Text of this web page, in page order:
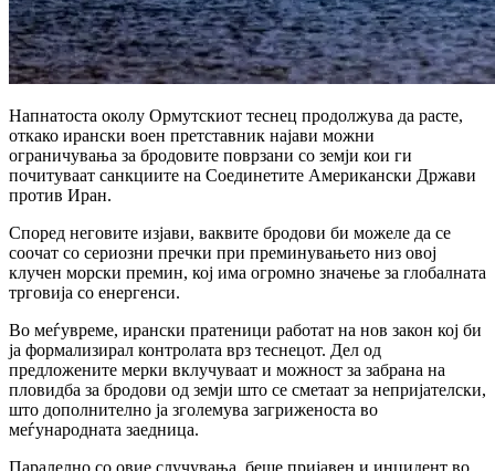
Напнатоста околу Ормутскиот теснец продолжува да расте,
откако ирански воен претставник најави можни
ограничувања за бродовите поврзани со земји кои ги
почитуваат санкциите на Соединетите Американски Држави
против Иран.
Според неговите изјави, ваквите бродови би можеле да се
соочат со сериозни пречки при преминувањето низ овој
клучен морски премин, кој има огромно значење за глобалната
трговија со енергенси.
Во меѓувреме, ирански пратеници работат на нов закон кој би
ја формализирал контролата врз теснецот. Дел од
предложените мерки вклучуваат и можност за забрана на
пловидба за бродови од земји што се сметаат за непријателски,
што дополнително ја зголемува загриженоста во
меѓународната заедница.
Паралелно со овие случувања, беше пријавен и инцидент во